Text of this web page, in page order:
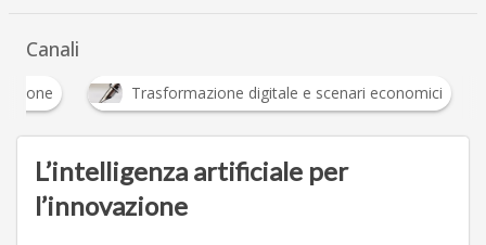
Canali
Innovazione
Trasformazione digitale e scenari
L’intelligenza artificiale per
l’innovazione